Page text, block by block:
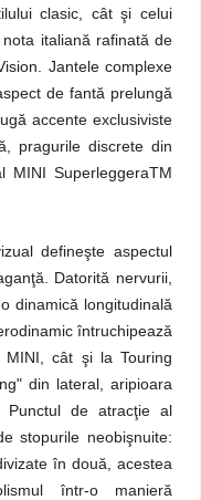
clasic, cât şi celui
italiană rafinată de
Jantele complexe
de fantă prelungă
accente exclusiviste
pragurile discrete din
MINI SuperleggeraTM
defineşte aspectul
Datorită nervurii,
dinamică longitudinală
întruchipează
MINI, cât şi la Touring
din lateral, aripioara
Punctul de atracţie al
stopurile neobişnuite:
în două, acestea
într-o manieră